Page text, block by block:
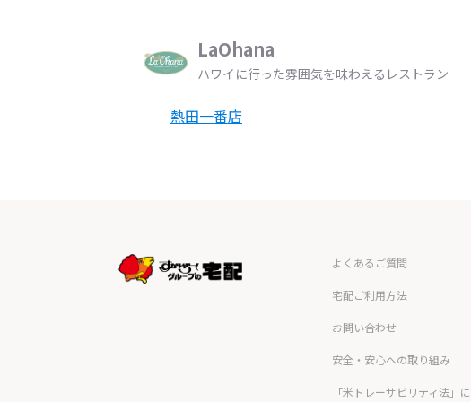
LaOhana
ハワイに行った雰囲気を味わえるレストラン
熱田一番店
よくあるご質問
宅配ご利用方法
お問い合わせ
安全・安心への取り組み
「米トレーサビリティ法」